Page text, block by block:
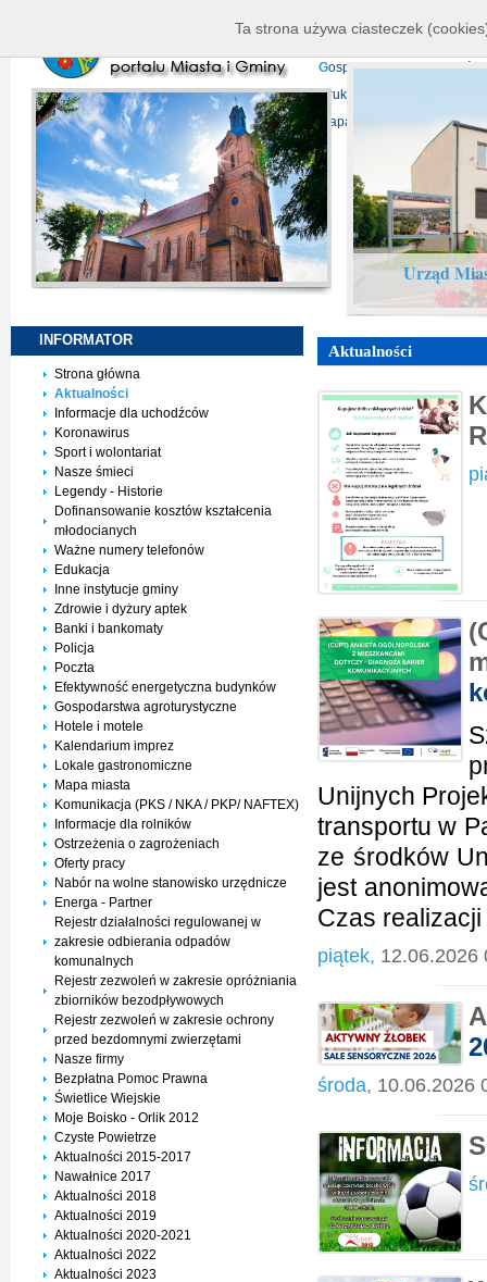
P
rojekty europejskie
Gospodarka
D ruki do pobrania
Mapa serwisu
Urząd
INFORMATOR
Strona główna
Aktualności
Informacje dla uchodźców
Koronawirus
Sport i wolontariat
Nasze śmieci
Legendy - Historie
Dofinansowanie kosztów kształcenia
młodocianych
Ważne numery telefonów
Edukacja
Inne instytucje gminy
Zdrowie i dyżury aptek
Banki i bankomaty
Policja
Poczta
Efektywność energetyczna budynków
Gospodarstwa agroturystyczne
Hotele i motele
Kalendarium imprez
Lokale gastronomiczne
Mapa miasta
Komunikacja (PKS / NKA / PKP/ NAFTEX)
Informacje dla rolników
Ostrzeżenia o zagrożeniach
Oferty pracy
Nabór na wolne stanowisko urzędnicze
Energa - Partner
Rejestr działalności regulowanej w
zakresie odbierania odpadów
komunalnych
Rejestr zezwoleń w zakresie opróżniania
zbiorników bezodpływowych
Rejestr zezwoleń w zakresie ochrony
przed bezdomnymi zwierzętami
Nasze firmy
Bezpłatna Pomoc Prawna
Świetlice Wiejskie
Moje Boisko - Orlik 2012
Czyste Powietrze
Aktualności 2015-2017
Nawałnice 2017
Aktualności 2018
Aktualności 2019
Aktualności 2020-2021
Aktualności 2022
Aktualności 2023
Aktualności
Unijnych
transportu w
ze środków
jest
Czas realizacji
piątek, 12.06.2026
środa, 10.06.2026
Ta strona używa ciasteczek